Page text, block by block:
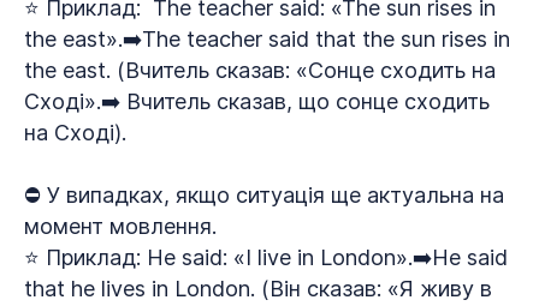
⭐ Приклад: The teacher said: «The sun rises in
the east».➡️The teacher said that the sun rises in
the east. (Вчитель сказав: «Сонце сходить на
Сході».➡️ Вчитель сказав, що сонце сходить
на Сході).
⛔ У випадках, якщо ситуація ще актуальна на
момент мовлення.
⭐ Приклад: He said: «I live in London».➡️He said
that he lives in London. (Він сказав: «Я живу в